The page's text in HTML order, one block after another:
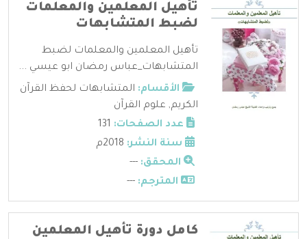
تأهيل المعلمين والمعلمات
لضبط المتشابهات
تأهيل المعلمين والمعلمات لضبط
المتشابهات_عباس رمضان ابو عيسي ...
الأقسام: المتشابهات لحفظ القرآن
الكريم, علوم القرآن
عدد الصفحات:
سنة النشر:
المحقق: ---
المترجم: ---
كامل دورة تأهيل المعلمين